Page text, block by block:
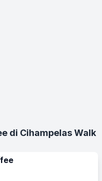
di Cihampelas Walk